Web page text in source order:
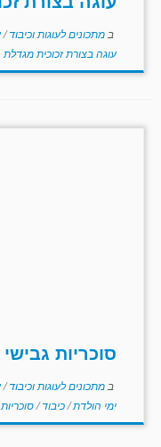
ב מתכונים לעוגות וכיבוד/
עוגה בצורת זכוכית מגדלת
סוכריות
ב מתכונים לעוגות וכיבוד/
ימי הולדת/כיבוד/סוכריות